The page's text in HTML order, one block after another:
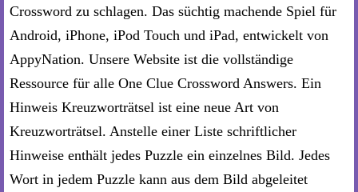
Crossword zu schlagen. Das süchtig machende Spiel für
Android, iPhone, iPod Touch und iPad, entwickelt von
AppyNation. Unsere Website ist die vollständige
Ressource für alle One Clue Crossword Answers. Ein
Hinweis Kreuzworträtsel ist eine neue Art von
Kreuzworträtsel. Anstelle einer Liste schriftlicher
Hinweise enthält jedes Puzzle ein einzelnes Bild. Jedes
Wort in jedem Puzzle kann aus dem Bild abgeleitet